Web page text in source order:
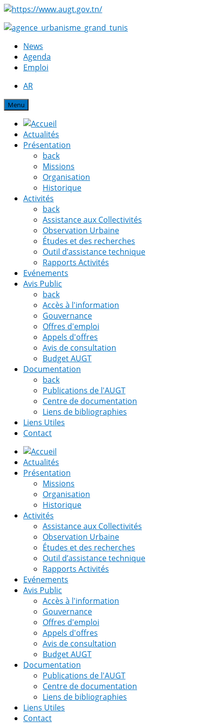
News
Agenda
Emploi
AR
Menu
Actualités
Présentation
back
Missions
Organisation
Historique
Activités
back
Assistance aux Collectivités
Observation Urbaine
Études et des recherches
Outil d’assistance technique
Rapports Activités
Evénements
Avis Public
back
Accès à l'information
Gouvernance
Offres d'emploi
Appels d'offres
Avis de consultation
Budget AUGT
Documentation
back
Publications de l'AUGT
Centre de documentation
Liens de bibliographies
Liens Utiles
Contact
Actualités
Présentation
Missions
Organisation
Historique
Activités
Assistance aux Collectivités
Observation Urbaine
Études et des recherches
Outil d’assistance technique
Rapports Activités
Evénements
Avis Public
Accès à l'information
Gouvernance
Offres d'emploi
Appels d'offres
Avis de consultation
Budget AUGT
Documentation
Publications de l'AUGT
Centre de documentation
Liens de bibliographies
Liens Utiles
Contact